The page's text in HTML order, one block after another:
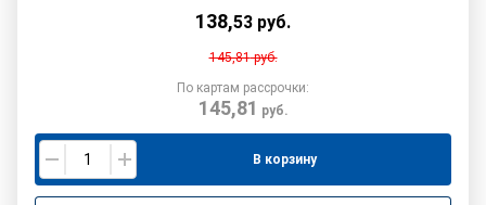
138,53 руб.
145,81руб.
По картам рассрочки:
145,81 руб.
В корзину